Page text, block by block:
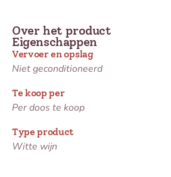
Eigenschappen
Vervoer en opslag
Niet geconditioneerd
Te koop per
Per doos te koop
Type product
Witte wijn
Over het product